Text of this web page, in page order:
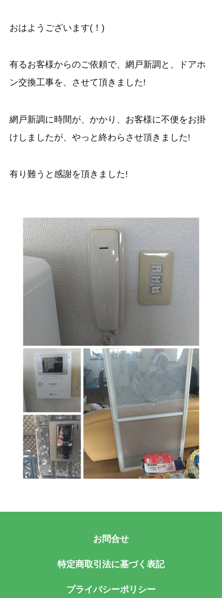
おはようございます(！)
有るお客様からのご依頼で、網戸新調と、ドアホ
ン交換工事を、させて頂きました!
網戸新調に時間が、かかり、お客様に不便をお掛
けしましたが、やっと終わらさせ頂きました!
有り難うと感謝を頂きました!
お問合せ
特定商取引法に基づく表記
プライバシーポリシー